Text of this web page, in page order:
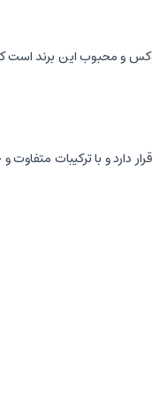
و محبوب این برند است
برند لویی ویتون قرار دارد و با